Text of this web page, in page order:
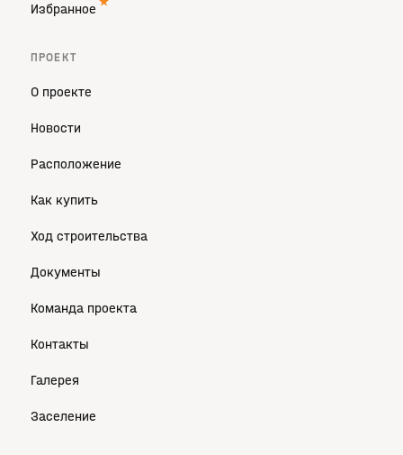
ПРОЕКТ
О проекте
Новости
Расположение
Как купить
Ход строительства
Документы
Команда проекта
Контакты
Галерея
Заселение
Избранное